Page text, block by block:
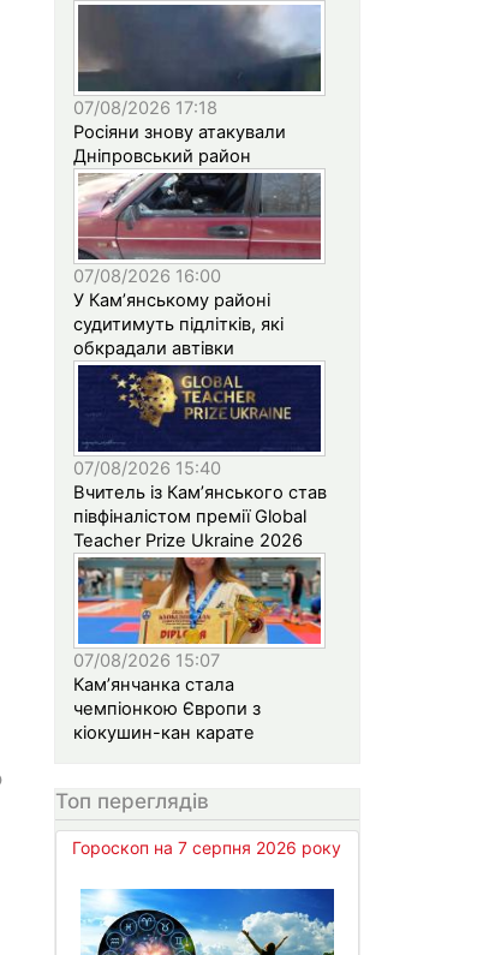
07/08/2026 17:18
Росіяни знову атакували
Дніпровський район
07/08/2026 16:00
У Кам’янському районі
судитимуть підлітків, які
обкрадали автівки
07/08/2026 15:40
Вчитель із Кам’янського став
півфіналістом премії Global
Teacher Prize Ukraine 2026
07/08/2026 15:07
Кам’янчанка стала
чемпіонкою Європи з
кіокушин-кан карате
Топ переглядів
Гороскоп на 7 серпня 2026 року